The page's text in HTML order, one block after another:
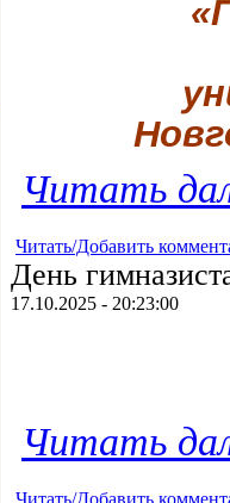
Читать
Читать/Добавить
День
17.10.2025 - 20:23:00
Читать
Читать/Добавить